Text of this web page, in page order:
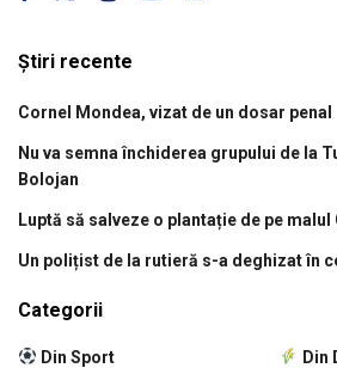
Știri recente
Cornel Mondea, vizat de un dosar penal
Nu va semna închiderea grupului de la
Bolojan
Luptă să salveze o plantație de pe
Un polițist de la rutieră s-a deghizat în
Categorii
Din Sport Din